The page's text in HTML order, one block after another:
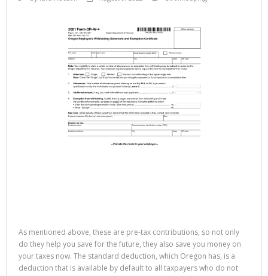
As mentioned above, these are pre-tax contributions, so not only
do they help you save for the future, they also save you money on
your taxes now. The standard deduction, which Oregon has, is a
deduction that is available by default to all taxpayers who do not